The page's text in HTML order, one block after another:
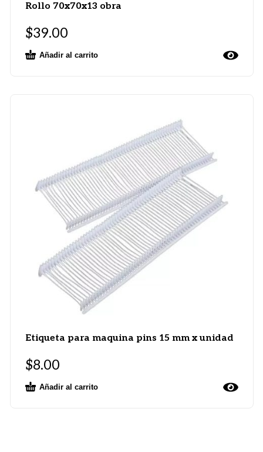
Rollo 70x70x13 obra
$39.00
Añadir al carrito
Etiqueta para maquina pins 15 mm x unidad
$8.00
Añadir al carrito